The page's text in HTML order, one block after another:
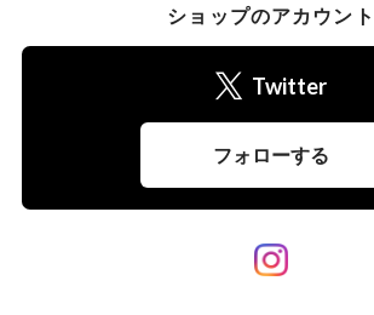
ショップのアカウント
Twitter
フォローする